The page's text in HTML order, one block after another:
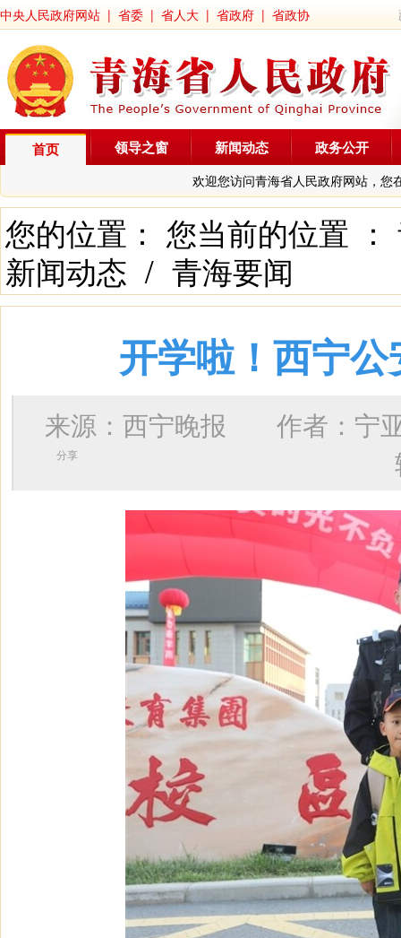
中央人民政府网站 | 省委 | 省人大 | 省政府 | 省政协
首页
欢迎您访问青海省人民政府网站，您
领导之窗 新闻动态 政务公开
您的位置： 您当前的位置 ：
新闻动态 / 青海要闻
开学啦！西宁
来源：西宁晚报 作者： 宁
分享